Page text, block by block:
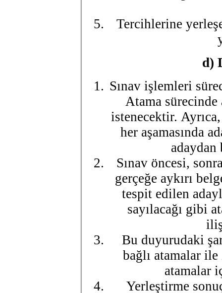
Tercihlerine
d)
Sınav işlemleri
Atama sürecinde
istenecektir.
her aşamasında
Sınav öncesi,
gerçeğe aykırı
tespit edilen
sayılacağı gibi
Bu duyurudaki
bağlı atamalar
atamalar
Yerleştirme